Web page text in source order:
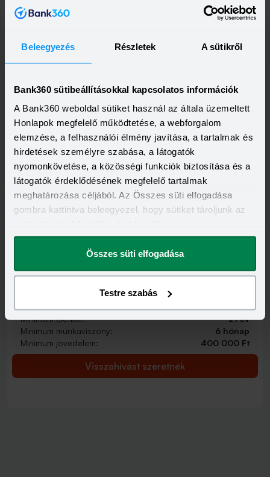
Beleegyezés Részletek A sütikről
Bank360 sütibeállításokkal kapcsolatos információk
A Bank360 weboldal sütiket használ az általa üzemeltett
Honlapok megfelelő működtetése, a webforgalom
elemzése, a felhasználói élmény javítása, a tartalmak és
hirdetések személyre szabása, a látogatók
nyomonkövetése, a közösségi funkciók biztosítása és a
látogatók érdeklődésének megfelelő tartalmak
meghatározása céljából. Az Összes süti elfogadása
gombra kattintva beleegyezel, hogy sütiket tároljunk az
megváltoztathatod.
Összes süti elfogadása
Testre szabás
500 000 - 15 000 000 Ft
13,20 - 21,10% 10,99 - 18,49%
KEDVEZMÉNY FELTÉTELEI
Minimum életkor:
21 év
Minimum munkaviszony:
Minimum jövedelem:
Visszahívást szeretnék
OTP Otthon Személyi Kölcsön
2 000 000 - 15 000 000 Ft
12,70 - 14,99% 9,99 - 13,49%
Minimum életkor:
21 év
Minimum munkaviszony:
6 hónap
Minimum jövedelem:
400 000 Ft
Visszahívást szeretnék